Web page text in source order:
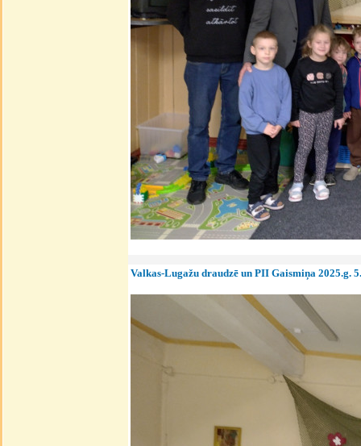
Valkas-Lugažu draudzē un PII Gaismiņa 2025.g.